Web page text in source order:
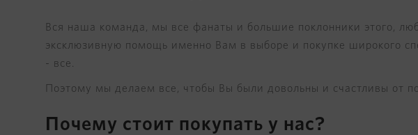
Вся наша команда, мы все фанаты и большие поклонники этого,
эксклюзивную помощь именно Вам в выборе и покупке широкого
- все.
Поэтому мы делаем все, чтобы Вы были довольны и счастливы от
Почему стоит покупать у нас?